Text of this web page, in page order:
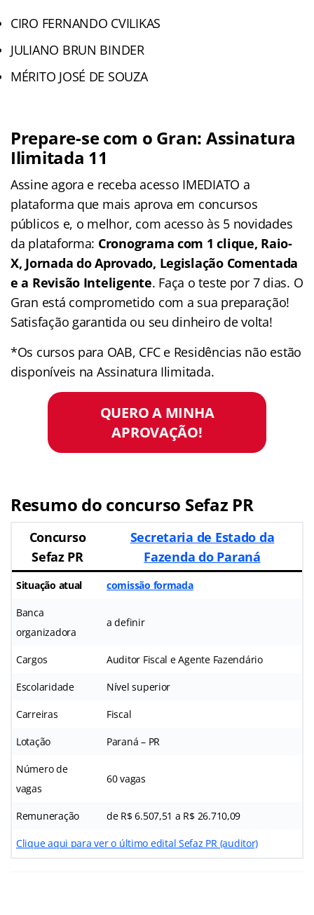
CIRO FERNANDO CVILIKAS
JULIANO BRUN BINDER
MÉRITO JOSÉ DE SOUZA
Prepare-se com o Gran: Assinatura
Ilimitada 11
Assine agora e receba acesso IMEDIATO a
plataforma que mais aprova em concursos
públicos e, o melhor, com acesso às 5 novidades
da plataforma: Cronograma com 1 clique, Raio-
X, Jornada do Aprovado, Legislação Comentada
e a Revisão Inteligente. Faça o teste por 7 dias. O
Gran está comprometido com a sua preparação!
Satisfação garantida ou seu dinheiro de volta!
*Os cursos para OAB, CFC e Residências não estão
disponíveis na Assinatura Ilimitada.
QUERO A MINHA
APROVAÇÃO!
Resumo do concurso Sefaz PR
Concurso
Sefaz PR
Secretaria de Estado da
Fazenda do Paraná
Situação atual comissão formada
Banca
organizadora
a definir
Cargos Auditor Fiscal e Agente Fazendário
Escolaridade Nível superior
Carreiras Fiscal
Lotação Paraná – PR
Número de
vagas
60 vagas
Remuneração de R$ 6.507,51 a R$ 26.710,09
Clique aqui para ver o último edital Sefaz PR (auditor)